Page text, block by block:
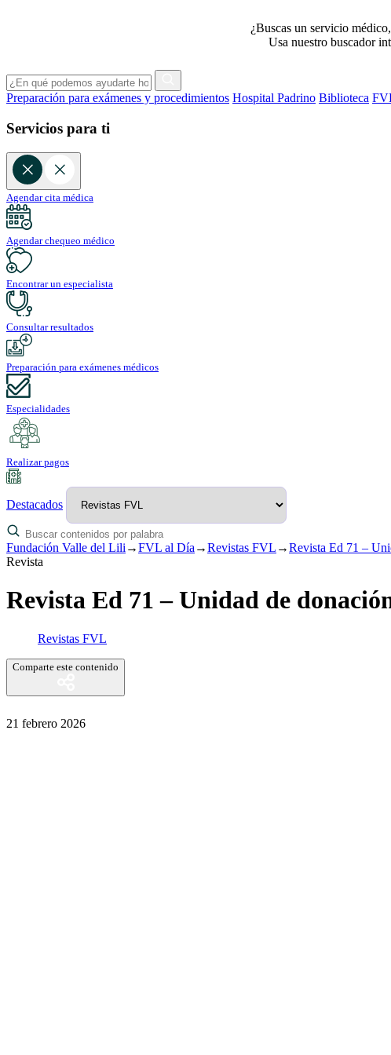
¿Buscas un servicio
Usa nuestro buscador
Preparación para exámenes y procedimientos Hospital Padrino Biblioteca
Servicios para ti
Agendar cita médica
Agendar chequeo médico
Encontrar un especialista
Consultar resultados
Preparación para exámenes médicos
Especialidades
Realizar pagos
Destacados
Fundación Valle del Lili →FVL al Día →Revistas FVL →Revista Ed 71 –
Revista
Revista Ed 71 – Unidad de
Revistas FVL
Comparte este contenido
21 febrero 2026